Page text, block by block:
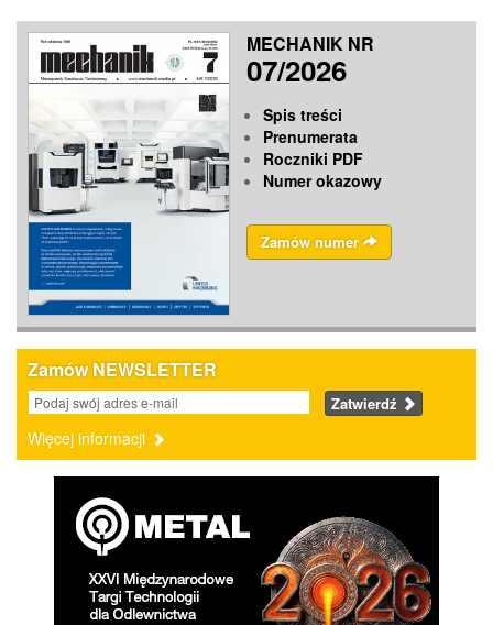
MECHANIK NR
07/2026
Spis treści
Prenumerata
Roczniki PDF
Numer okazowy
Zamów numer
Zamów NEWSLETTER
Zatwierdź
Więcej informacji